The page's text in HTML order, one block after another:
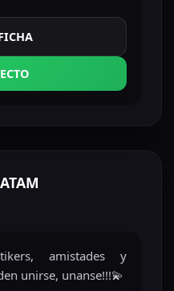
amistades y
unirse, unanse!!!💫